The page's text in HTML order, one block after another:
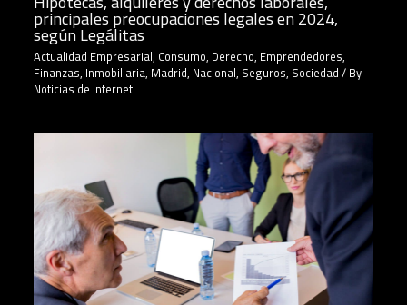
principales preocupaciones legales en 2024,
según Legálitas
Actualidad Empresarial, Consumo, Derecho, Emprendedores,
Finanzas, Inmobiliaria, Madrid, Nacional, Seguros, Sociedad/ By
Noticias de Internet